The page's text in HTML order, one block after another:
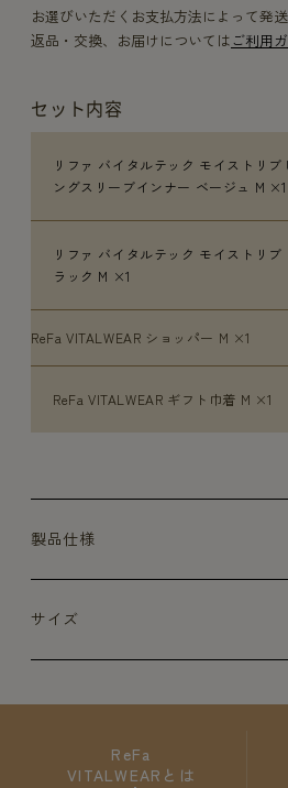
お選びいただくお支払方法によって発
返品・交換、お届けについてはご利用
セット内容
リファ バイタルテック モイストリブ
ングスリーブインナー ベージュ M ×1
リファ バイタルテック モイストリブ
ラック M ×1
ReFa VITALWEAR ショッパー M ×1
ReFa VITALWEAR ギフト巾着 M ×1
製品仕様
サイズ
ReFa
VITALWEARとは